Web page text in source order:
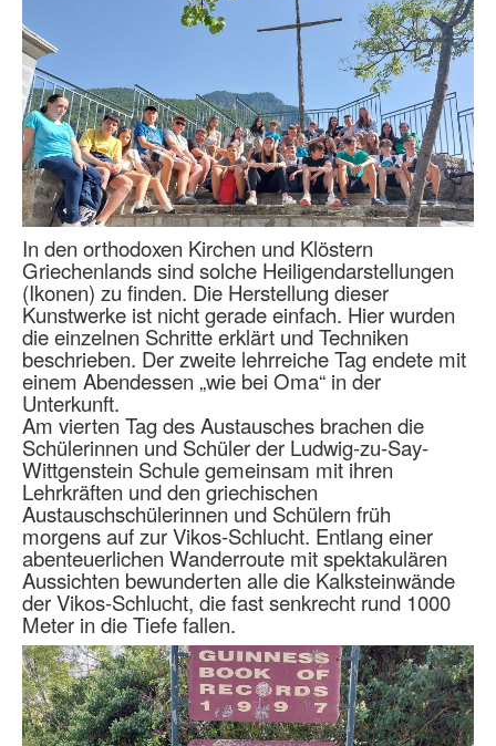
In den orthodoxen Kirchen und Klöstern
Griechenlands sind solche Heiligendarstellungen
(Ikonen) zu finden. Die Herstellung dieser
Kunstwerke ist nicht gerade einfach. Hier wurden
die einzelnen Schritte erklärt und Techniken
beschrieben. Der zweite lehrreiche Tag endete mit
einem Abendessen „wie bei Oma“ in der
Unterkunft.
Am vierten Tag des Austausches brachen die
Schülerinnen und Schüler der Ludwig-zu-Say-
Wittgenstein Schule gemeinsam mit ihren
Lehrkräften und den griechischen
Austauschschülerinnen und Schülern früh
morgens auf zur Vikos-Schlucht. Entlang einer
abenteuerlichen Wanderroute mit spektakulären
Aussichten bewunderten alle die Kalksteinwände
der Vikos-Schlucht, die fast senkrecht rund 1000
Meter in die Tiefe fallen.